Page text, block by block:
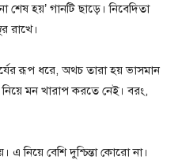
হয়’ গানটি ছাড়ে। নিবেদিতা
রাখে।
রূপ ধরে, অথচ তারা হয় ভাসমান
নিয়ে মন খারাপ করতে নেই। বরং,
এ নিয়ে বেশি দুশ্চিন্তা কোরো না।